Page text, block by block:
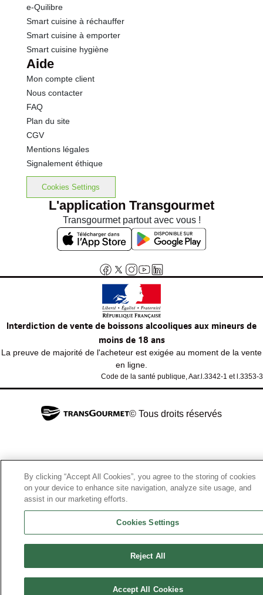
e-Quilibre
Smart cuisine à réchauffer
Smart cuisine à emporter
Smart cuisine hygiène
Aide
Mon compte client
Nous contacter
FAQ
Plan du site
CGV
Mentions légales
Signalement éthique
Cookies Settings
L'application Transgourmet
Transgourmet partout avec vous !
Interdiction de vente de boissons alcooliques aux mineurs de
moins de 18 ans
La preuve de majorité de l'acheteur est exigée au moment de la vente
en ligne.
Code de la santé publique, Aar.l.3342-1 et l.3353-3
© Tous droits réservés
By clicking “Accept All Cookies”, you agree to the storing of cookies
on your device to enhance site navigation, analyze site usage, and
assist in our marketing efforts.
Cookies Settings
Reject All
Accept All Cookies